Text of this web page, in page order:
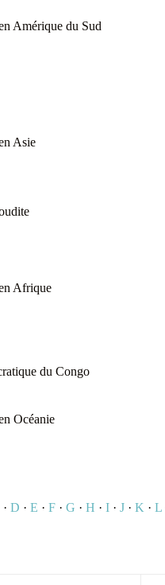
Amérique du Sud
Asie
Afrique
du Congo
Océanie
· D · E · F · G · H · I · J · K · L